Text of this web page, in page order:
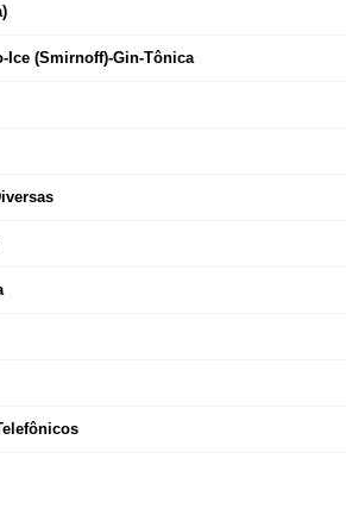
Ice (Smirnoff)-Gin-Tônica